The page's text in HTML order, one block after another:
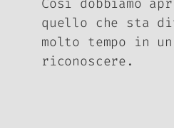
Così dobbiamo
quello che sta
molto tempo in
riconoscere.